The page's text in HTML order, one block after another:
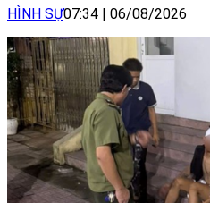
HÌNH SỰ07:34 06/08/2026